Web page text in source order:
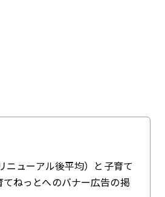
ニューアル後平均）と子育て
ねっとへのバナー広告の掲